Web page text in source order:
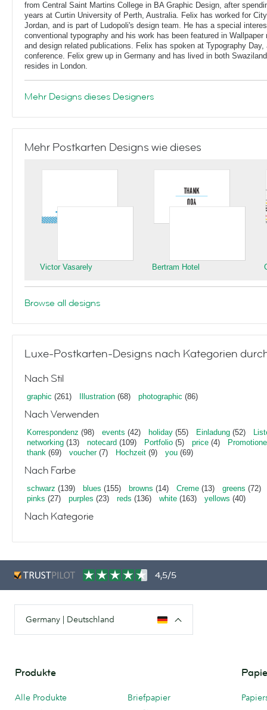
from Central Saint Martins College in BA Graphic Design, after
years at Curtin University of Perth, Australia. Felix has worked for
Jordan, and is part of Ludopoli's design team. He has a special
conventional typography and his work has been featured in
and design related publications. Felix has spoken at Typography
conference. Felix grew up in Germany and has lived in both
resides in London.
Mehr Designs dieses Designers
Mehr Postkarten Designs wie dieses
Victor Vasarely Bertram Hotel
Browse all designs
Luxe-Postkarten-Designs nach Kategorien
Nach Stil
graphic (261) Illustration (68) photographic (86)
Nach Verwenden
Korrespondenz (98) events (42) holiday (55) Einladung (52)
networking (13) notecard (109) Portfolio (5) price (4)
thank (69) voucher(7) Hochzeit (9) you (69)
Nach Farbe
schwarz (139) blues (155) browns (14) Creme (13) greens (72)
pinks (27) purples (23) reds (136) white (163) yellows (40)
Nach Kategorie
4,5/5
Germany | Deutschland
Produkte
Alle Produkte
Briefpapier